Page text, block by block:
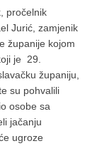
pročelnik
Jurić, zamjenik
županije kojom
je 29.
županiju,
su pohvalili
osobe sa
jačanju
ugroze